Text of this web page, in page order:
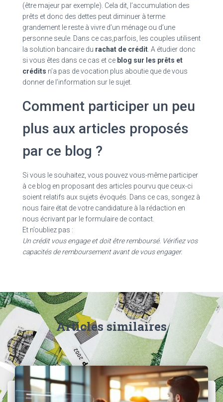
(être majeur par exemple). Cela dit, l’accumulation des
prêts et donc des dettes peut diminuer à terme
grandement le reste à vivre d’un ménage ou d’une
personne seule. Dans ce cas,parfois, les couples utilisent
la solution bancaire du rachat de crédit . A étudier donc
si vous êtes dans ce cas et ce blog sur les prêts et
crédits n’a pas de vocation plus aboutie que de vous
donner de l’information sur le sujet.
Comment participer un peu
plus aux articles proposés
par ce blog ?
Si vous le souhaitez, vous pouvez vous-même participer
à ce blog en proposant des articles pourvu que ceux-ci
soient relatifs aux sujets évoqués. Dans ce cas, songez à
nous faire état de votre candidature à la rédaction en
nous écrivant par le formulaire de contact.
Et n’oubliez pas :
Un crédit vous engage et doit être remboursé. Vérifiez vos
capacités de remboursement avant de vous engager.
Articles similaires